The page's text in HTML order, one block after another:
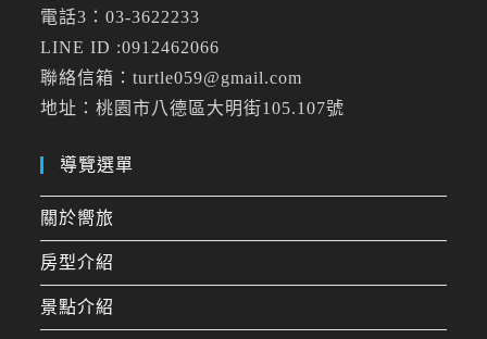
電話3：03-3622233
LINE ID :0912462066
聯絡信箱：turtle059@gmail.com
地址：桃園市八德區大明街105.107號
導覽選單
關於嚮旅
房型介紹
景點介紹